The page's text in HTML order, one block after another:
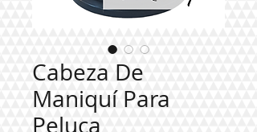
Cabeza De
Maniquí Para
Peluca